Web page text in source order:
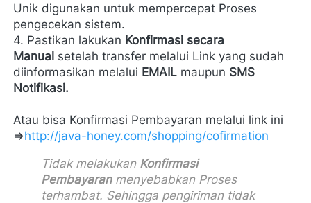
Unik digunakan untuk mempercepat Proses
pengecekan sistem.
4. Pastikan lakukan Konfirmasi secara
Manual setelah transfer melalui Link yang sudah
diinformasikan melalui EMAIL maupun SMS
Notifikasi.
Atau bisa Konfirmasi Pembayaran melalui link ini
=>http://java-honey.com/shopping/cofirmation
Tidak melakukan Konfirmasi
Pembayaran menyebabkan Proses
terhambat. Sehingga pengiriman tidak